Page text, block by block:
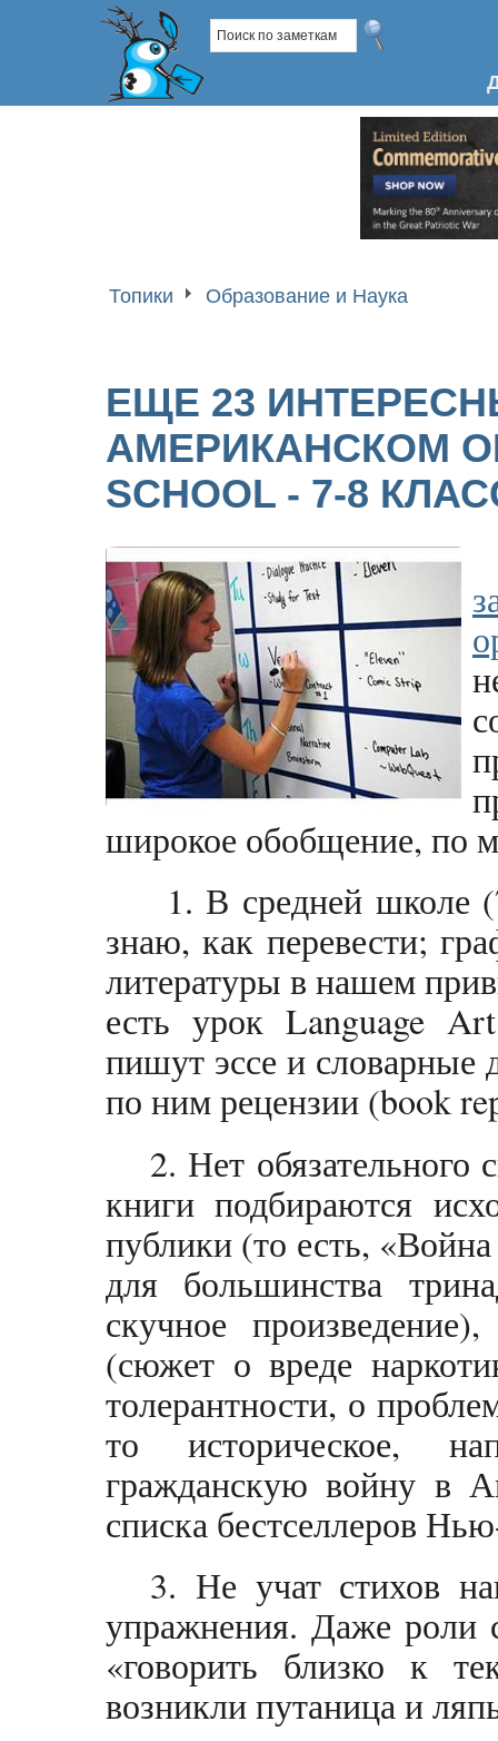
Топики Образование и Наука
ЕЩЕ 23
АМЕРИКАНСКОМ
SCHOOL - 7-8
широкое обобщение, по
1. В средней школе
знаю, как перевести;
литературы в нашем
есть урок Language
пишут эссе и
по ним рецензии (book
2. Нет обязательного
книги подбираются
публики (то есть,
для большинства
скучное
(сюжет о вреде
толерантности, о
то историческое,
гражданскую войну в
списка бестселлеров
3. Не учат стихов
упражнения. Даже роли
«говорить близко к
возникли путаница и